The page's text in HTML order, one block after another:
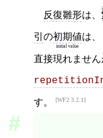
反復雛形は、
引 の初期値
initial value
は、
直接現れません
す。 WF2 3.2.1